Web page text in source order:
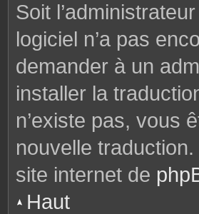
Soit
logiciel n’a pas
demander à un
installer la
n’existe pas, vous
nouvelle
site internet de
Haut